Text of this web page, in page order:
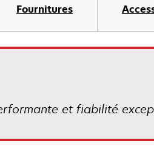
Fournitures
et fiabilité